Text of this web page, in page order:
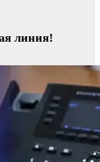
линия!